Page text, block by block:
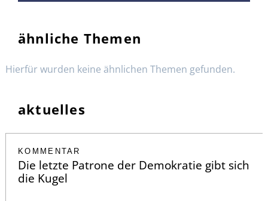
ähnliche Themen
Hierfür wurden keine ähnlichen Themen gefunden.
aktuelles
KOMMENTAR
Die letzte Patrone der Demokratie gibt sich
die Kugel